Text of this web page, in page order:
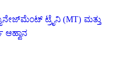
ಟ್ರೈನಿ (MT) ಮತ್ತು
ಆಹ್ವಾನ